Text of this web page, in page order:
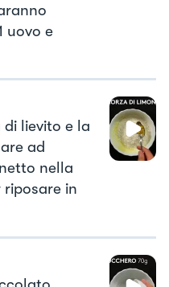
uovo e
lievito e la
ad
nella
in